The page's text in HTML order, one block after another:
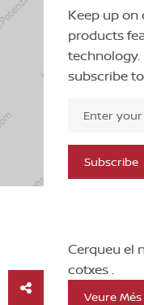
Keep up
products
subscribe
Subscribe
Cerqueu el
cotxes .
Veure Més